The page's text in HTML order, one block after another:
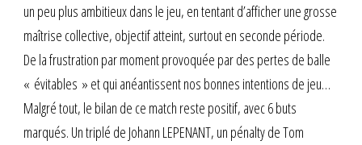
un peu plus ambitieux dans le jeu, en tentant d’afficher une grosse
maîtrise collective, objectif atteint, surtout en seconde période.
De la frustration par moment provoquée par des pertes de balle
« évitables » et qui anéantissent nos bonnes intentions de jeu…
Malgré tout, le bilan de ce match reste positif, avec 6 buts
marqués. Un triplé de Johann LEPENANT, un pénalty de Tom